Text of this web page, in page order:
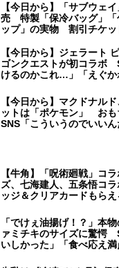
【今日から】「サブウェ
売 特製「保冷バッグ」「
ップ」の実物 割引チケッ
【今日から】ジェラート
ゴンクエストが初コラボ
けるのかこれ…」「えぐか
【今日から】マクドナル
ットは「ポケモン」 おも
SNS「こういうのでいいん
【牛角】「呪術廻戦」コ
ズ、七海建人、五条悟コ
ッジ＆クリアカードもらえ
「でけぇ油揚げ！？」本
ァミチキのサイズに驚愕
いしかった」「食べ応え満